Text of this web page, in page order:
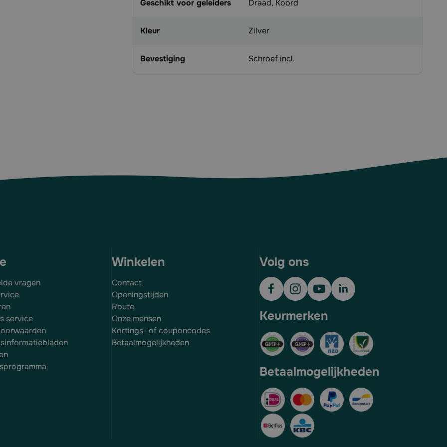
Geschikt voor geleiders Draad, Koord
Kleur Zilver
Bevestiging Schroef incl.
vragen
service
Winkelen
Contact
Openingstijden
Route
Onze mensen
Kortings- of couponcodes
Betaalmogelijkheden
Volg ons
Keurmerken
Betaalmogelijkheden